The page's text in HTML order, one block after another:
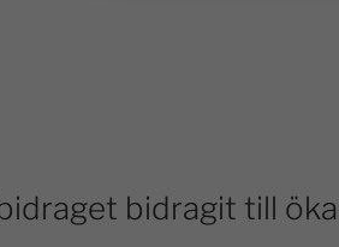
bidragit till